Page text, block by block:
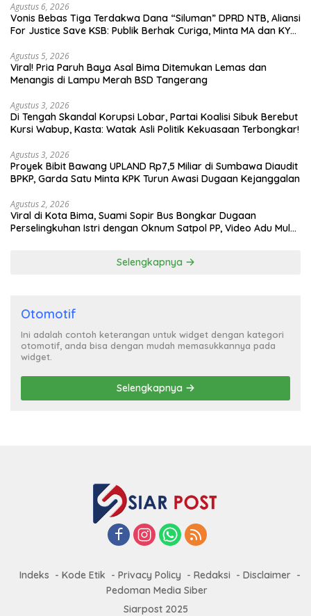
Agustus 6, 2026
Vonis Bebas Tiga Terdakwa Dana “Siluman” DPRD NTB, Aliansi
For Justice Save KSB: Publik Berhak Curiga, Minta MA dan KY
Agustus 5, 2026
Viral! Pria Paruh Baya Asal Bima Ditemukan Lemas dan
Menangis di Lampu Merah BSD Tangerang
Agustus 3, 2026
Di Tengah Skandal Korupsi Lobar, Partai Koalisi Sibuk Berebut
Kursi Wabup, Kasta: Watak Asli Politik Kekuasaan Terbongkar!
Agustus 3, 2026
Proyek Bibit Bawang UPLAND Rp7,5 Miliar di Sumbawa Diaudit
BPKP, Garda Satu Minta KPK Turun Awasi Dugaan Kejanggalan
Agustus 2, 2026
Viral di Kota Bima, Suami Sopir Bus Bongkar Dugaan
Perselingkuhan Istri dengan Oknum Satpol PP, Video Adu Mulut
Selengkapnya
Otomotif
Ini adalah contoh keterangan untuk widget dengan kategori
otomotif, anda bisa dengan mudah memasukkannya pada
widget.
Selengkapnya
Indeks Kode Etik Privacy Policy Redaksi
Disclaimer
Pedoman Media Siber
Siarpost 2025